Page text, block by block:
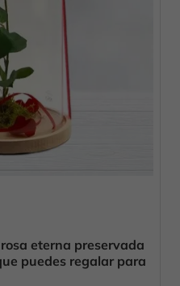
eterna preservada
puedes regalar para